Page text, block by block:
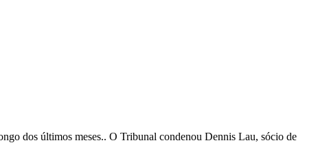
dos últimos meses.. O Tribunal condenou Dennis Lau, sócio de